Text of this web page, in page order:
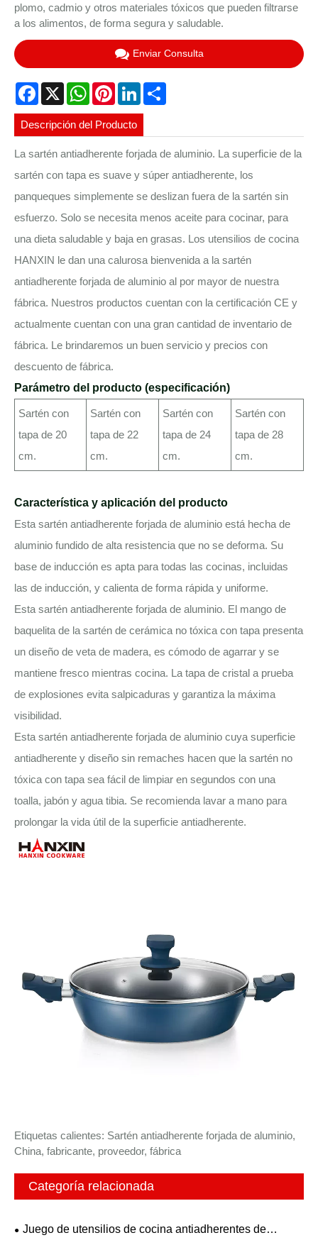
plomo, cadmio y otros materiales tóxicos que pueden filtrarse
a los alimentos, de forma segura y saludable.
Enviar Consulta
Facebook
X WhatsAppPinterestLinkedIn
Descripción del Producto
La sartén antiadherente forjada de aluminio. La superficie de la
sartén con tapa es suave y súper antiadherente, los
panqueques simplemente se deslizan fuera de la sartén sin
esfuerzo. Solo se necesita menos aceite para cocinar, para
una dieta saludable y baja en grasas. Los utensilios de cocina
HANXIN le dan una calurosa bienvenida a la sartén
antiadherente forjada de aluminio al por mayor de nuestra
fábrica. Nuestros productos cuentan con la certificación CE y
actualmente cuentan con una gran cantidad de inventario de
fábrica. Le brindaremos un buen servicio y precios con
descuento de fábrica.
Parámetro del producto (especificación)
Sartén con
tapa de 20
cm.
Sartén con
tapa de 22
cm.
Sartén con
tapa de 24
cm.
Sartén con
tapa de 28
cm.
Característica y aplicación del producto
Esta sartén antiadherente forjada de aluminio está hecha de
aluminio fundido de alta resistencia que no se deforma. Su
base de inducción es apta para todas las cocinas, incluidas
las de inducción, y calienta de forma rápida y uniforme.
Esta sartén antiadherente forjada de aluminio. El mango de
baquelita de la sartén de cerámica no tóxica con tapa presenta
un diseño de veta de madera, es cómodo de agarrar y se
mantiene fresco mientras cocina. La tapa de cristal a prueba
de explosiones evita salpicaduras y garantiza la máxima
visibilidad.
Esta sartén antiadherente forjada de aluminio cuya superficie
antiadherente y diseño sin remaches hacen que la sartén no
tóxica con tapa sea fácil de limpiar en segundos con una
toalla, jabón y agua tibia. Se recomienda lavar a mano para
prolongar la vida útil de la superficie antiadherente.
Etiquetas calientes: Sartén antiadherente forjada de aluminio,
China, fabricante, proveedor, fábrica
Categoría relacionada
Juego de utensilios de cocina antiadherentes de